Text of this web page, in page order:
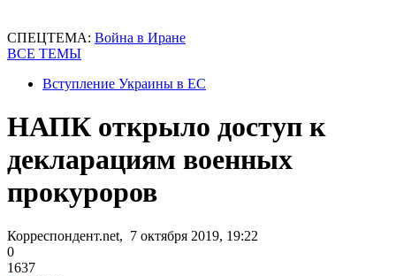
СПЕЦТЕМА: Война в Иране
ВСЕ ТЕМЫ
Вступление Украины в ЕС
НАПК открыло доступ к
декларациям военных
прокуроров
Корреспондент.net, 7 октября 2019, 19:22
0
1637